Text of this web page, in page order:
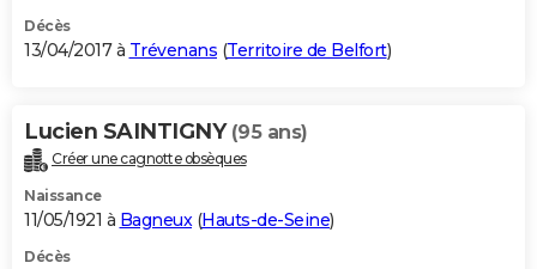
Décès
13/04/2017 à Trévenans (Territoire de Belfort)
Lucien SAINTIGNY (95 ans)
Créer une cagnotte obsèques
Naissance
11/05/1921 à Bagneux(Hauts-de-Seine)
Décès